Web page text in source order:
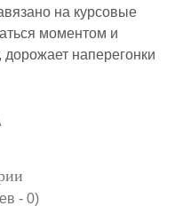
на курсовые
моментом и
дорожает наперегонки
- 0)